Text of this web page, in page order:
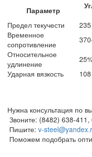
Параметр
Предел текучести
Временное
сопротивление
Относительное
удлинение
Ударная вязкость
Нужна консультация по
Звоните: (8482) 638-411,
Пишите: v-
Поможем подобрать